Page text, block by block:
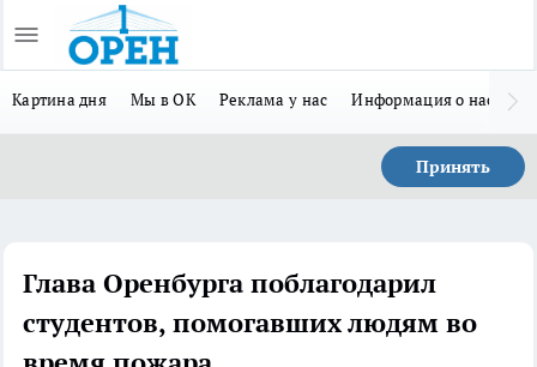
Картина дня Мы в ОК Реклама у нас Информация о нас
Принять
Глава Оренбурга поблагодарил
студентов, помогавших людям во